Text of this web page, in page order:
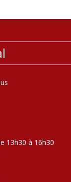
13h30 à 16h30